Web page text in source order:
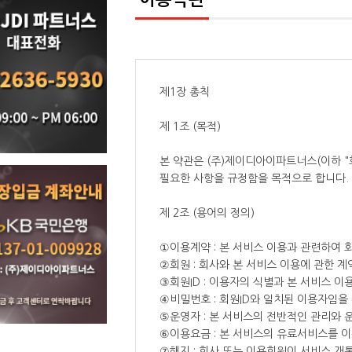
제1장 총칙
제 1조 (목적)
본 약관은 (주)제이디아이파트너스(이하
필요한 사항을 규정함을 목적으로 합니다.
제 2조 (용어의 정의)
①이용계약 : 본 서비스 이용과 관련하여
②회원 : 회사와 본 서비스 이용에 관한 계
③회원ID : 이용자의 식별과 본 서비스 이
④비밀번호 : 회원ID와 일치된 이용자임
⑤운영자 : 본 서비스의 전반적인 관리와
⑥이용요금 : 본 서비스의 유료서비스를